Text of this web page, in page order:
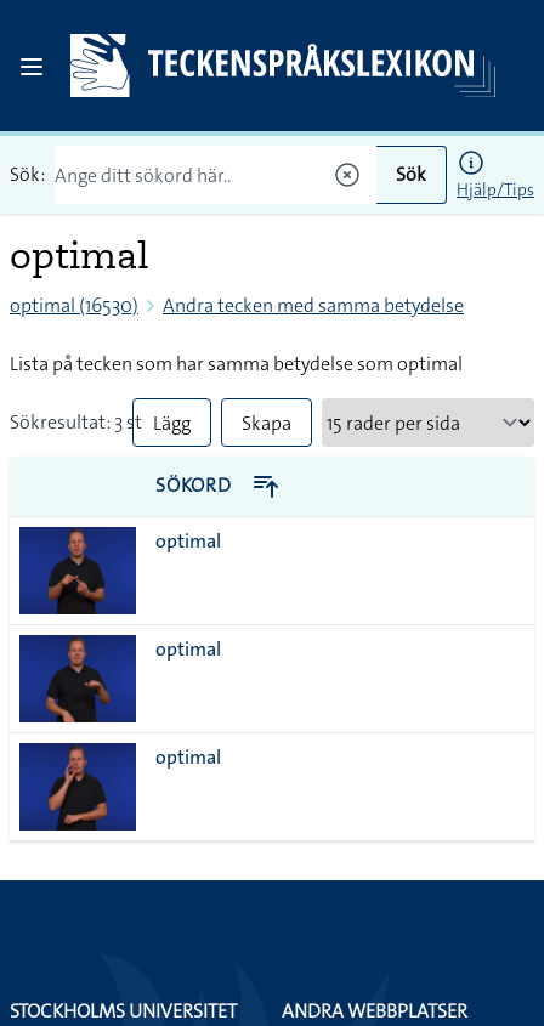
Sök: Sök
Hjälp/Tips
optimal
optimal (16530) Andra tecken med samma betydelse
Lista på tecken som har samma betydelse som optimal
Sökresultat: 3 st Lägg
till
alla i
Skapa
PDF
SÖKORD
optimal
optimal
optimal
STOCKHOLMS UNIVERSITET
ANDRA WEBBPLATSER